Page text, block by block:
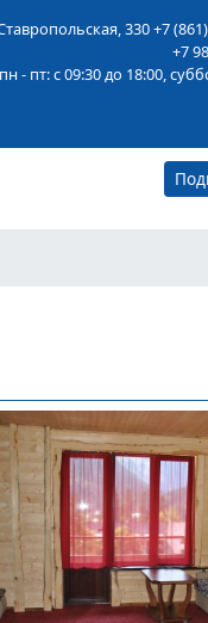
330+7
+7
пн - пт: с 09:30 до 18:00,